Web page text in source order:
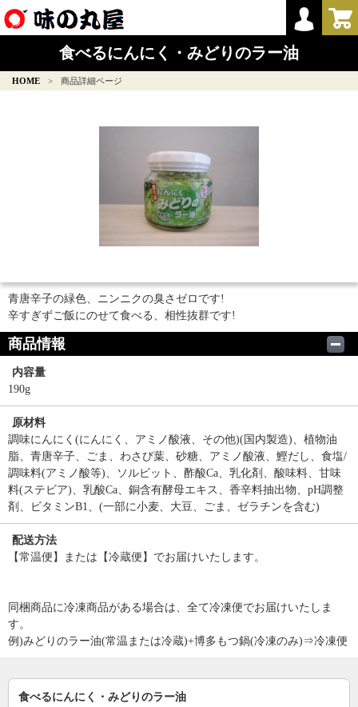
食べるにんにく・みどりのラー油
HOME > 商品詳細ページ
青唐辛子の緑色、ニンニクの臭さゼロです!
辛すぎずご飯にのせて食べる、相性抜群です!
商品情報
内容量
190g
原材料
調味にんにく(にんにく、アミノ酸液、その他)(国内製造)、植物油
脂、青唐辛子、ごま、わさび葉、砂糖、アミノ酸液、鰹だし、食塩/
調味料(アミノ酸等)、ソルビット、酢酸Ca、乳化剤、酸味料、甘味
料(ステビア)、乳酸Ca、銅含有酵母エキス、香辛料抽出物、pH調整
剤、ビタミンB1、(一部に小麦、大豆、ごま、ゼラチンを含む)
配送方法
【常温便】または【冷蔵便】でお届けいたします。
同梱商品に冷凍商品がある場合は、全て冷凍便でお届けいたしま
す。
例)みどりのラー油(常温または冷蔵)+博多もつ鍋(冷凍のみ)⇒冷凍便
食べるにんにく・みどりのラー油